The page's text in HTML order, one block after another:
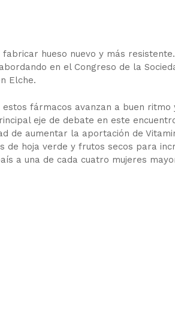
hueso nuevo y más
en el Congreso de la
Elche.
fármacos avanzan a buen ritmo
eje de debate en este
de aumentar la aportación de
de hoja verde y frutos secos para
a una de cada cuatro mujeres